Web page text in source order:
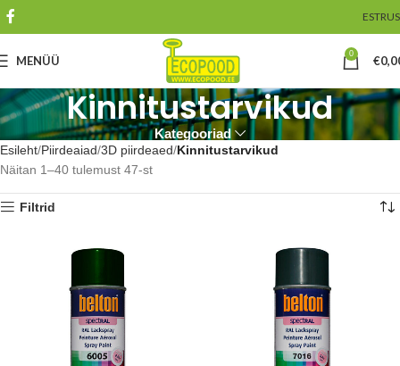
ESTRUS
MENÜÜ 0 €
Kinnitustarvikud
Kategooriad
Esileht Piirdeaiad 3D piirdeaed Kinnitustarvikud
Näitan 1–40 tulemust 47-st
Filtrid